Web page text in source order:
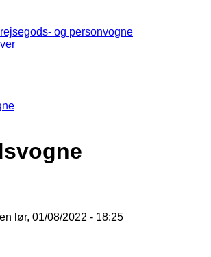
og personvogne
lør, 01/08/2022 - 18:25